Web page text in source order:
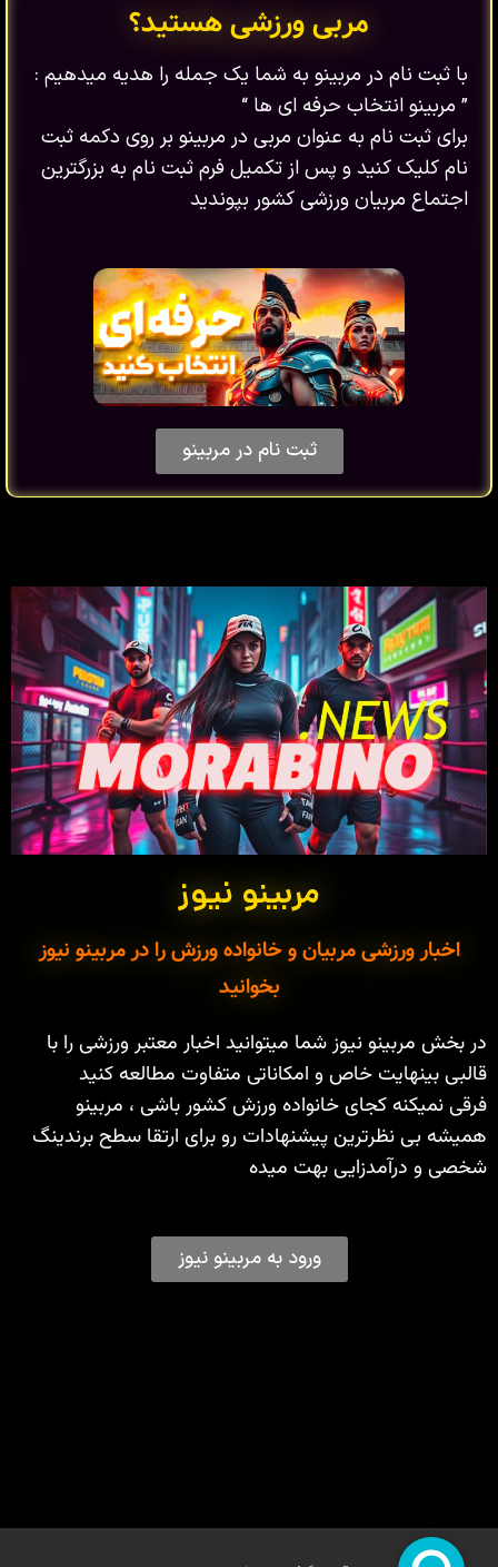
مربی ورزشی هستید؟
با ثبت نام در مربینو به شما یک جمله را هدیه میدهیم :
” مربینو انتخاب حرفه ای ها “
برای ثبت نام به عنوان مربی در مربینو بر روی دکمه ثبت
نام کلیک کنید و پس از تکمیل فرم ثبت نام به بزرگترین
اجتماع مربیان ورزشی کشور بپوندید
ثبت نام در مربینو
مربینو نیوز
اخبار ورزشی مربیان و خانواده ورزش را در مربینو نیوز
بخوانید
در بخش مربینو نیوز شما میتوانید اخبار معتبر ورزشی را با
قالبی بینهایت خاص و امکاناتی متفاوت مطالعه کنید
فرقی نمیکنه کجای خانواده ورزش کشور باشی ، مربینو
همیشه بی نظرترین پیشنهادات رو برای ارتقا سطح برندینگ
شخصی و درآمدزایی بهت میده
ورود به مربینو نیوز